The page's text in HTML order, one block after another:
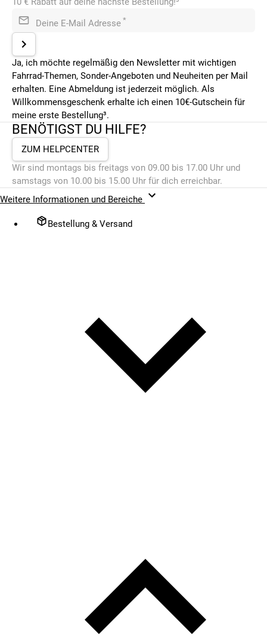
Deine E-Mail Adresse *
Ja, ich möchte regelmäßig den Newsletter mit wichtigen
Fahrrad-Themen, Sonder-Angeboten und Neuheiten per Mail
erhalten. Eine Abmeldung ist jederzeit möglich. Als
Willkommensgeschenk erhalte ich einen 10€-Gutschein für
meine erste Bestellung³.
BENÖTIGST DU HILFE?
ZUM HELPCENTER
Wir sind montags bis freitags von 09.00 bis 17.00 Uhr und
samstags von 10.00 bis 15.00 Uhr für dich erreichbar.
Weitere Informationen und Bereiche
Bestellung & Versand